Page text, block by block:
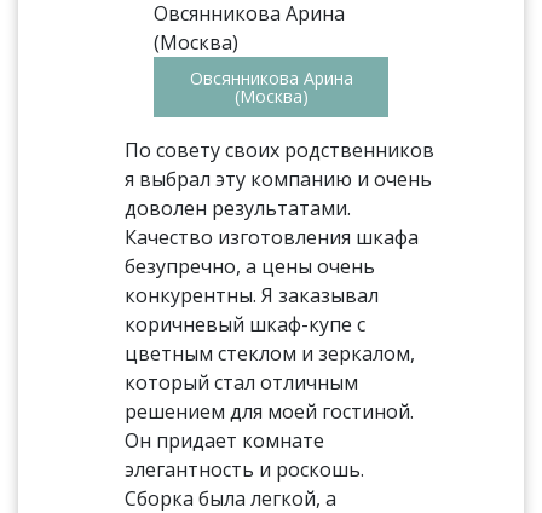
Овсянникова Арина
(Москва)
По совету своих родственников
я выбрал эту компанию и очень
доволен результатами.
Качество изготовления шкафа
безупречно, а цены очень
конкурентны. Я заказывал
коричневый шкаф-купе с
цветным стеклом и зеркалом,
который стал отличным
решением для моей гостиной.
Он придает комнате
элегантность и роскошь.
Сборка была легкой, а